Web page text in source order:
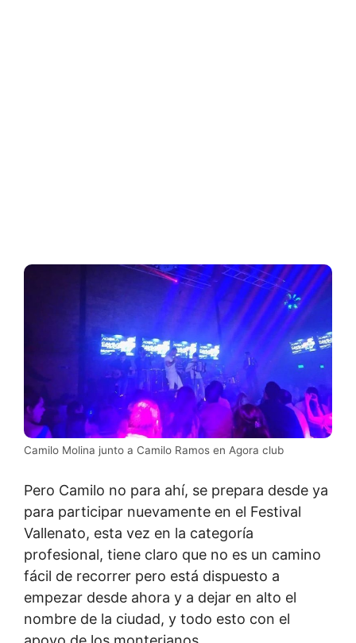
Camilo Molina junto a Camilo Ramos en Agora club
Pero Camilo no para ahí, se prepara desde ya
para participar nuevamente en el Festival
Vallenato, esta vez en la categoría
profesional, tiene claro que no es un camino
fácil de recorrer pero está dispuesto a
empezar desde ahora y a dejar en alto el
nombre de la ciudad, y todo esto con el